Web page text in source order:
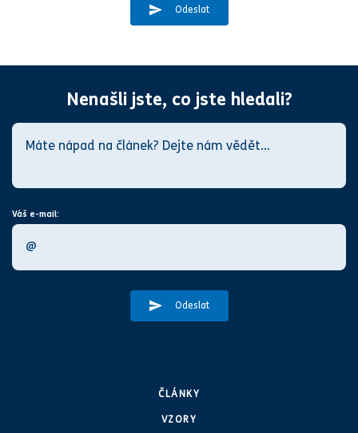
Odeslat
Nenašli jste, co jste hledali?
Váš e-mail:
Odeslat
ČLÁNKY
VZORY